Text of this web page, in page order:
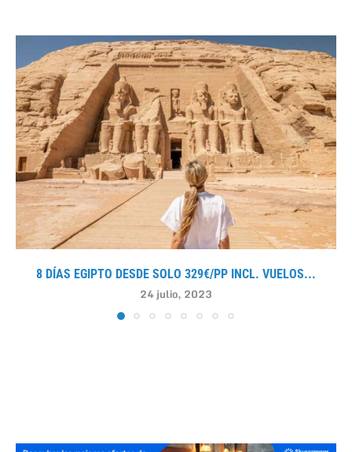
8 DÍAS EGIPTO DESDE SOLO 329€/PP INCL. VUELOS...
24 julio, 2023